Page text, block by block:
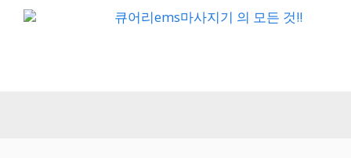
큐어리ems마사지기 의 모든 것!!